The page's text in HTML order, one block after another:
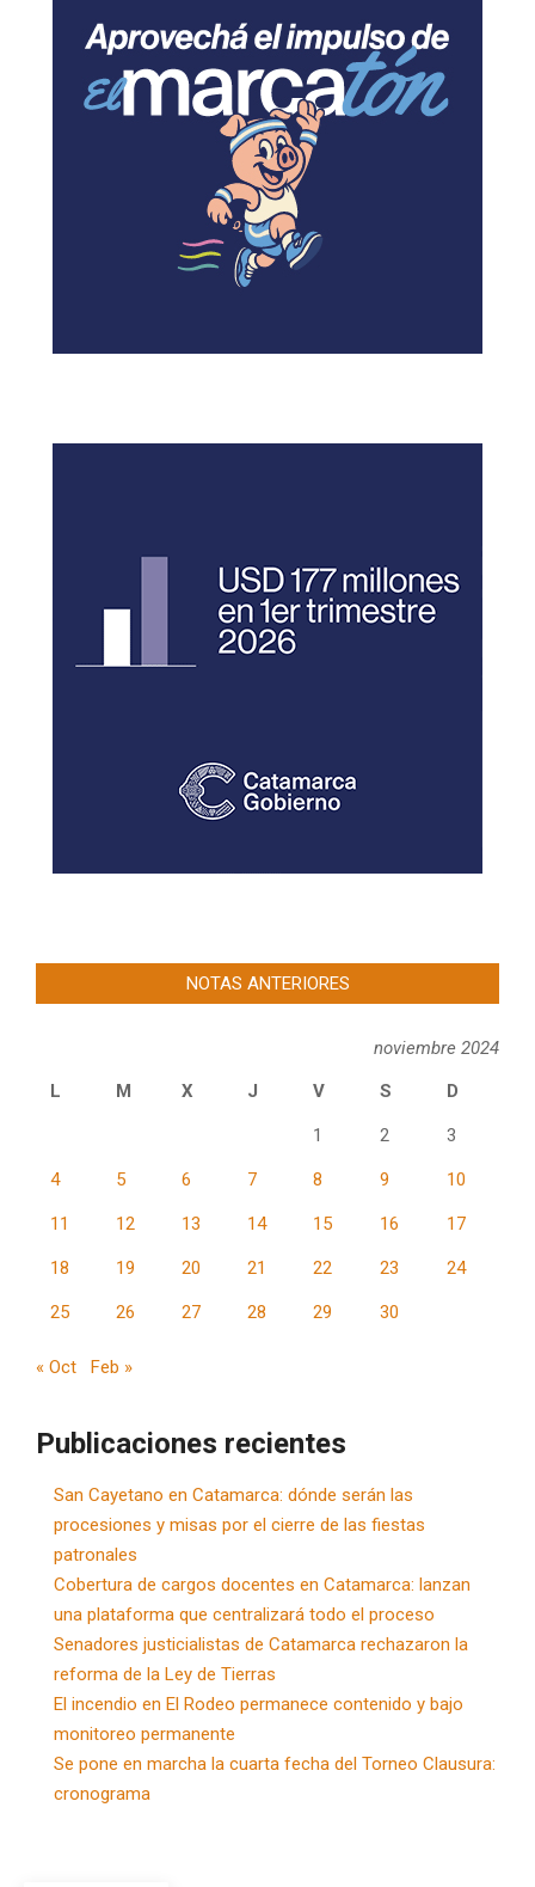
NOTAS ANTERIORES
noviembre 2024
L
M X J V S D
1 2 3
4 5 6 7 8 9 10
11 12 13 14 15 16 17
18 19 20 21 22 23 24
25 26 27 28 29 30
« Oct Feb »
Publicaciones recientes
San Cayetano en Catamarca: dónde serán las
procesiones y misas por el cierre de las fiestas
patronales
Cobertura de cargos docentes en Catamarca: lanzan
una plataforma que centralizará todo el proceso
Senadores justicialistas de Catamarca rechazaron la
reforma de la Ley de Tierras
El incendio en El Rodeo permanece contenido y bajo
monitoreo permanente
Se pone en marcha la cuarta fecha del Torneo Clausura:
cronograma